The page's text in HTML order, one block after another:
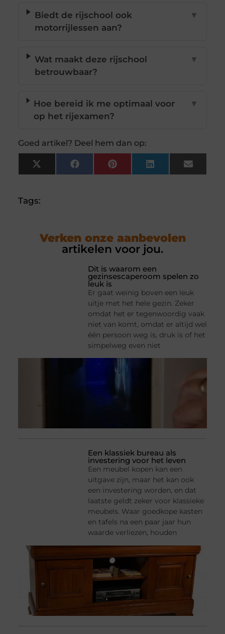
Biedt de rijschool ook
motorrijlessen aan?
▼
Wat maakt deze rijschool
betrouwbaar?
▼
Hoe bereid ik me optimaal voor
op het rijexamen?
▼
Goed artikel? Deel hem dan op:
X
(Twitter)
FacebookPinterestLinkedInEmail
Tags:
Verken onze aanbevolen
artikelen voor jou.
Dit is waarom een
gezinsescaperoom spelen zo
leuk is
Er gaat weinig boven een leuk
uitje met het hele gezin. Zeker
omdat het er tegenwoordig vaak
niet van komt, omdat er altijd wel
één persoon weg is, druk is of het
simpelweg even niet
Een klassiek bureau als
investering voor het leven
Een meubel kopen kan een
uitgave zijn, maar het kan ook
een investering worden, en dat
laatste geldt zeker voor klassieke
meubels. Waar goedkope kasten
en tafels na een paar jaar hun
waarde verliezen, houden